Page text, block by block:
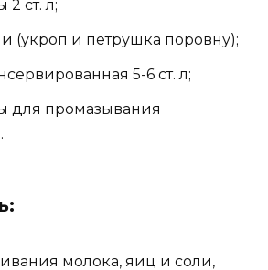
ст. л;
(укроп и петрушка поровну);
5-6 ст. л;
для промазывания
молока, яиц и соли,